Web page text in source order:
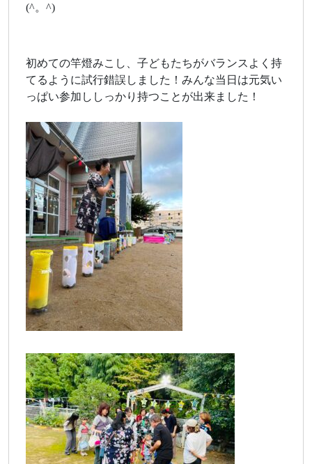
(^。^)
初めての竿燈みこし、子どもたちがバランスよく持
てるように試行錯誤しました！みんな当日は元気い
っぱい参加ししっかり持つことが出来ました！